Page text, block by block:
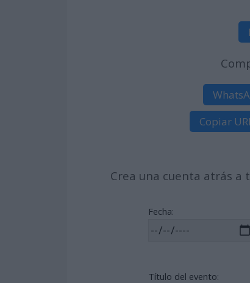
Copiar
Crea una cuenta atrás a
Fecha:
Título del evento: